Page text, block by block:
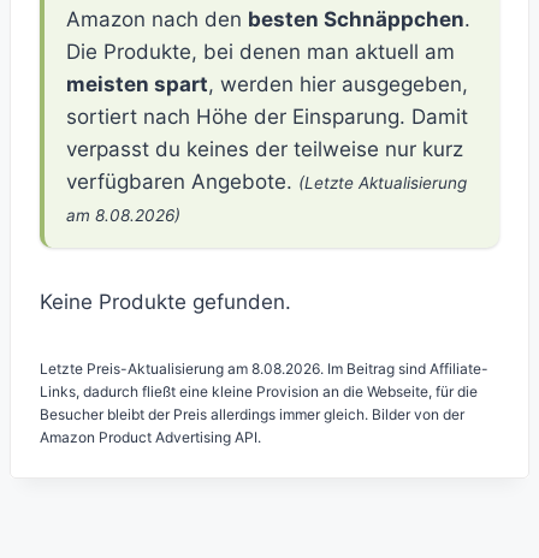
Amazon nach den besten Schnäppchen.
Die Produkte, bei denen man aktuell am
meisten spart, werden hier ausgegeben,
sortiert nach Höhe der Einsparung. Damit
verpasst du keines der teilweise nur kurz
verfügbaren Angebote. (Letzte Aktualisierung
am 8.08.2026)
Keine Produkte gefunden.
Letzte Preis-Aktualisierung am 8.08.2026. Im Beitrag sind Affiliate-
Links, dadurch fließt eine kleine Provision an die Webseite, für die
Besucher bleibt der Preis allerdings immer gleich. Bilder von der
Amazon Product Advertising API.